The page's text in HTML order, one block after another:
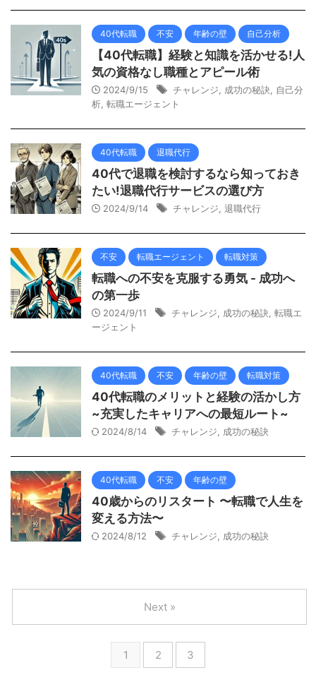
40代転職 不安 年齢の壁 自己分析
【40代転職】経験と知識を活かせる!人
気の資格なし職種とアピール術
2024/9/15 チャレンジ 成功の秘訣 自己分
析 転職エージェント
40代転職 退職代行
40代で退職を検討するなら知っておき
たい!退職代行サービスの選び方
2024/9/14 チャレンジ 退職代行
不安 転職エージェント 転職対策
転職への不安を克服する勇気 - 成功へ
の第一歩
2024/9/11 チャレンジ 成功の秘訣 転職エ
ージェント
40代転職 不安 年齢の壁 転職対策
40代転職のメリットと経験の活かし方
~充実したキャリアへの最短ルート~
2024/8/14 チャレンジ 成功の秘訣
40代転職 不安 年齢の壁
40歳からのリスタート 〜転職で人生を
変える方法〜
2024/8/12 チャレンジ 成功の秘訣
1 2 3
Next »